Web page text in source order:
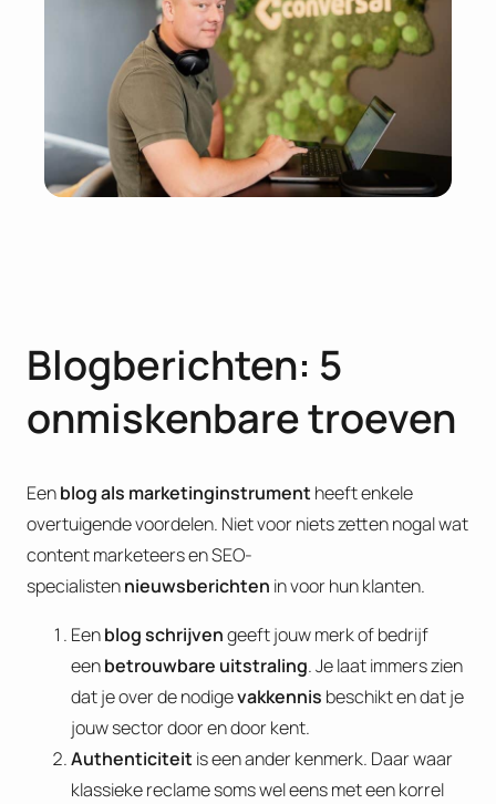
Blogberichten: 5
onmiskenbare troeven
Eenblog als marketinginstrument heeft enkele
overtuigende voordelen. Niet voor niets zetten nogal wat
content marketeers en SEO-
specialistennieuwsberichten in voor hun klanten.
Eenblog schrijvengeeft jouw merk of bedrijf
eenbetrouwbare uitstraling. Je laat immers zien
dat je over de nodigevakkennis beschikt en dat je
jouw sector door en door kent.
Authenticiteit is een ander kenmerk. Daar waar
klassieke reclame soms wel eens met een korrel